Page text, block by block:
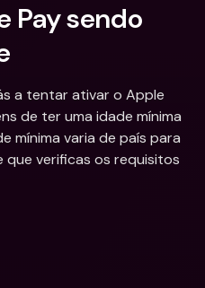
Pay sendo
a tentar ativar o Apple
de ter uma idade mínima
mínima varia de país para
verificas os requisitos